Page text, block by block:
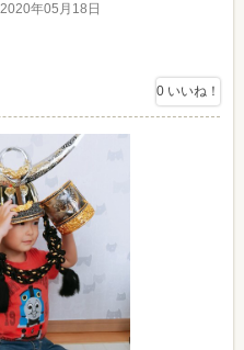
年05月18日
0 いいね！